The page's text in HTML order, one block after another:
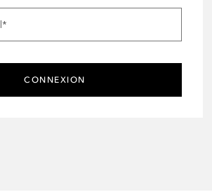
*
CONNEXION